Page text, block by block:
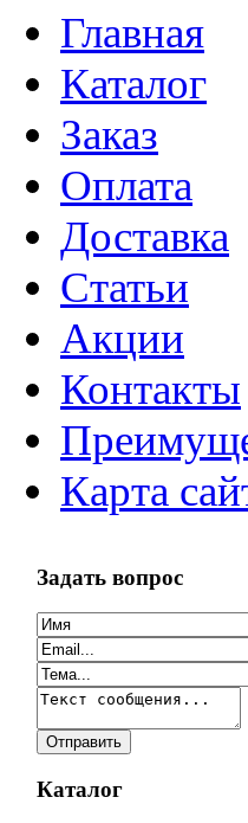
Главная
Каталог
Заказ
Оплата
Доставка
Статьи
Акции
Контакты
Карта
Задать вопрос
Каталог